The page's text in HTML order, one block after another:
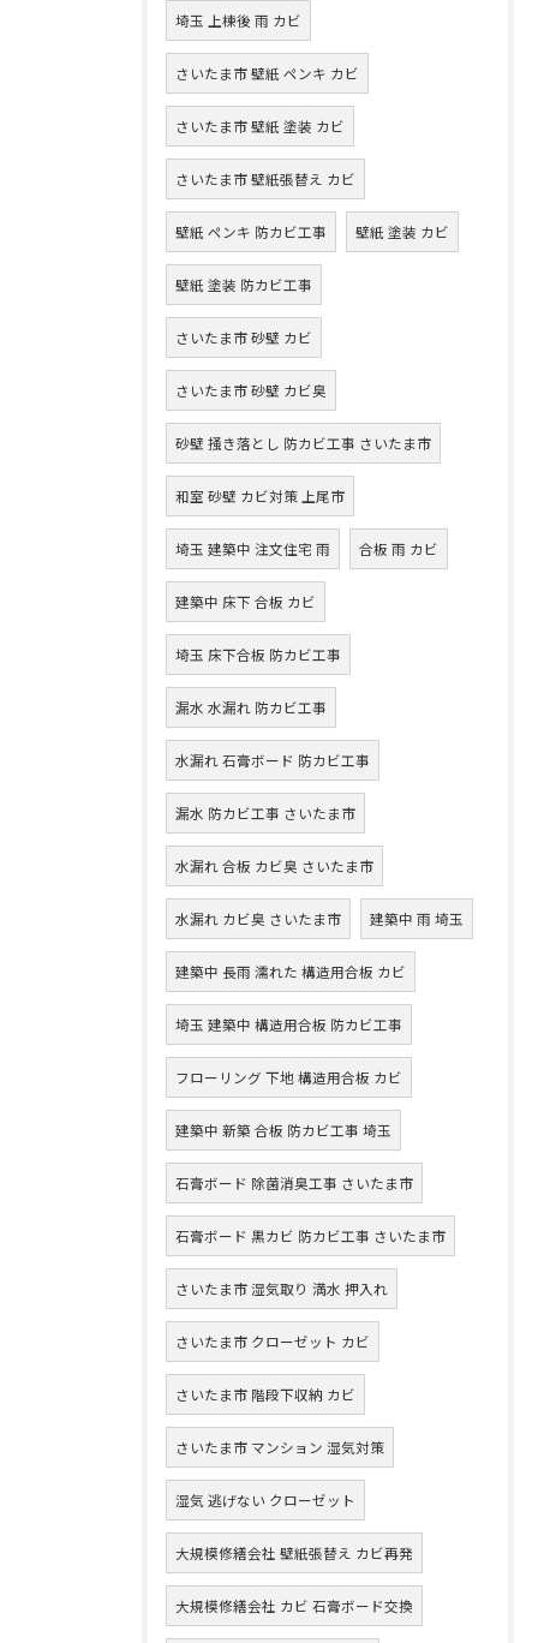
埼玉 上棟後 雨 カビ
さいたま市 壁紙 ペンキ カビ
さいたま市 壁紙 塗装 カビ
さいたま市 壁紙張替え カビ
壁紙 ペンキ 防カビ工事 壁紙 塗装 カビ
壁紙 塗装 防カビ工事
さいたま市 砂壁 カビ
さいたま市 砂壁 カビ臭
砂壁 掻き落とし 防カビ工事 さいたま市
和室 砂壁 カビ対策 上尾市
埼玉 建築中 注文住宅 雨 合板 雨 カビ
建築中 床下 合板 カビ
埼玉 床下合板 防カビ工事
漏水 水漏れ 防カビ工事
水漏れ 石膏ボード 防カビ工事
漏水 防カビ工事 さいたま市
水漏れ 合板 カビ臭 さいたま市
水漏れ カビ臭 さいたま市 建築中 雨 埼玉
建築中 長雨 濡れた 構造用合板 カビ
埼玉 建築中 構造用合板 防カビ工事
フローリング 下地 構造用合板 カビ
建築中 新築 合板 防カビ工事 埼玉
石膏ボード 除菌消臭工事 さいたま市
石膏ボード 黒カビ 防カビ工事 さいたま市
さいたま市 湿気取り 満水 押入れ
さいたま市 クローゼット カビ
さいたま市 階段下収納 カビ
さいたま市 マンション 湿気対策
湿気 逃げない クローゼット
大規模修繕会社 壁紙張替え カビ再発
大規模修繕会社 カビ 石膏ボード交換